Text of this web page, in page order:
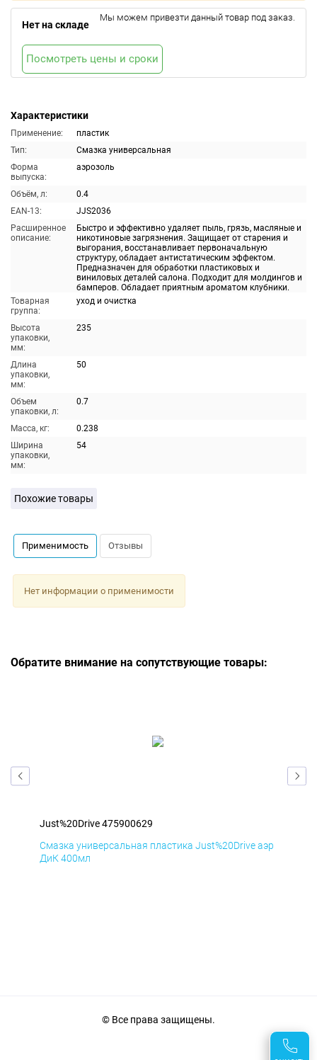
Характеристики
Применение:
пластик
Тип:
Смазка универсальная
Форма
выпуска:
аэрозоль
Объём, л:
0.4
EAN-13:
JJS2036
Расширенное
описание:
Быстро и эффективно удаляет пыль, грязь, масляные и
никотиновые загрязнения. Защищает от старения и
выгорания, восстанавливает первоначальную
структуру, обладает антистатическим эффектом.
Предназначен для обработки пластиковых и
виниловых деталей салона. Подходит для молдингов и
бамперов. Обладает приятным ароматом клубники.
Товарная
группа:
уход и очистка
Высота
упаковки,
мм:
235
Длина
упаковки,
мм:
50
Объем
упаковки, л:
0.7
Масса, кг:
0.238
Ширина
упаковки,
мм:
54
Нет на складе
Мы можем привезти данный товар под заказ.
Посмотреть цены и сроки
Похожие товары
Применимость Отзывы
Нет информации о применимости
Обратите внимание на сопутствующие товары:
Just%20Drive 475900629
Смазка универсальная пластика Just%20Drive аэр
ДиК 400мл
© Все права защищены.